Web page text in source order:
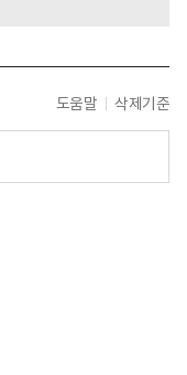
도움말 삭제기준